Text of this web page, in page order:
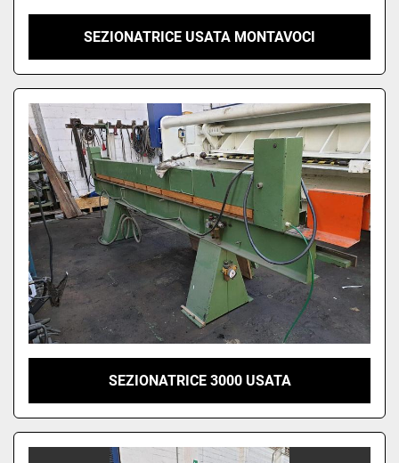
SEZIONATRICE USATA MONTAVOCI
SEZIONATRICE 3000 USATA